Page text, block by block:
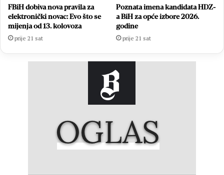
FBiH dobiva nova pravila za
elektronički novac: Evo što se
mijenja od 13. kolovoza
prije 21 sat
Poznata imena kandidata HDZ-
a BiH za opće izbore 2026.
godine
prije 21 sat